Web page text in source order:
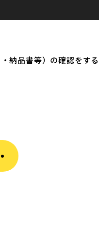
納品書等）の確認をす